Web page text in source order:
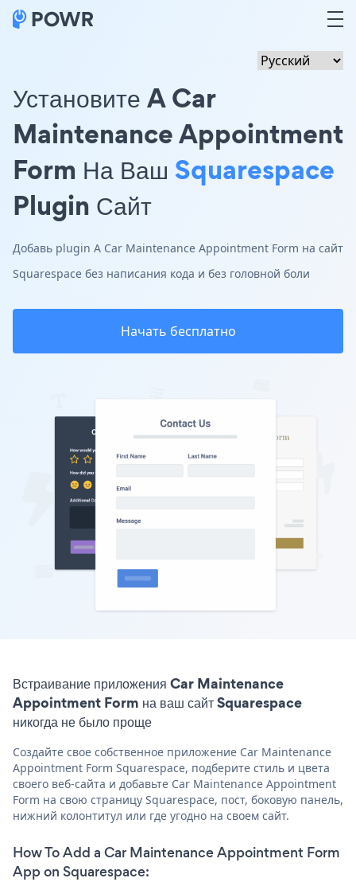
Установите A Car
Maintenance Appointment
Form На Ваш Squarespace
Plugin Сайт
Добавь plugin A Car Maintenance Appointment Form на сайт
Squarespace без написания кода и без головной боли
Начать бесплатно
Встраивание приложения Car Maintenance
Appointment Form на ваш сайт Squarespace
никогда не было проще
Создайте свое собственное приложение Car Maintenance
Appointment Form Squarespace, подберите стиль и цвета
своего веб-сайта и добавьте Car Maintenance Appointment
Form на свою страницу Squarespace, пост, боковую панель,
нижний колонтитул или где угодно на своем сайт.
How To Add a Car Maintenance Appointment Form
App on Squarespace: